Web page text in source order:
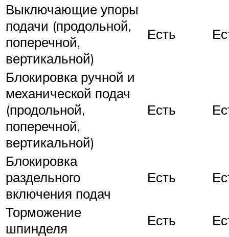
Выключающие упоры
подачи (продольной,
поперечной,
вертикальной)
Есть
Блокировка ручной и
механической подач
(продольной,
поперечной,
вертикальной)
Есть
Блокировка
раздельного
включения подач
Есть
Торможение
шпинделя
Есть